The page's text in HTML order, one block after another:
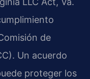
de
Un acuerdo
proteger los